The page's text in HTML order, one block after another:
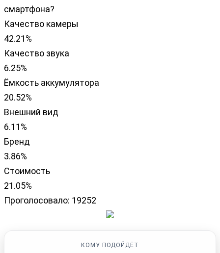
смартфона?
Качество камеры
42.21%
Качество звука
6.25%
Ёмкость аккумулятора
20.52%
Внешний вид
6.11%
Бренд
3.86%
Стоимость
21.05%
Проголосовало: 19252
КОМУ ПОДОЙДЁТ